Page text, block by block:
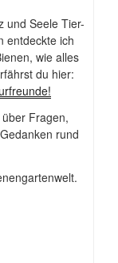
und Seele Tier-
entdeckte ich
wie alles
du hier:
Fragen,
rund